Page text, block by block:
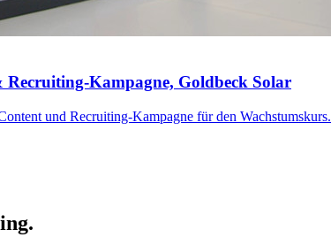
Kampagne, Goldbeck Solar
und Recruiting-Kampagne für den Wachstumskurs.
.